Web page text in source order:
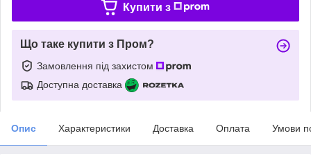
Купити з
Що таке купити з Пром?
Замовлення під захистом
Доступна доставка
Опис Характеристики Доставка Оплата Умови